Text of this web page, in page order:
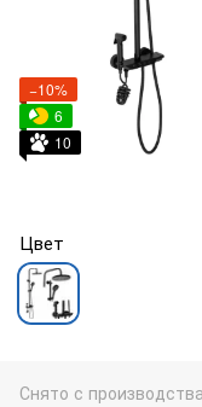
−10%
6
10
Цвет
Снято с производства